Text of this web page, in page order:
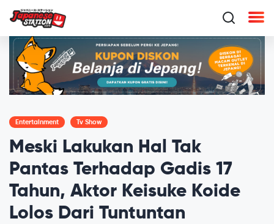
Entertainment Tv Show
Meski Lakukan Hal Tak
Pantas Terhadap Gadis 17
Tahun, Aktor Keisuke Koide
Lolos Dari Tuntuntan